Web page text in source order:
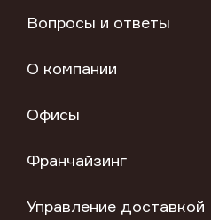
Вопросы и ответы
О компании
Офисы
Франчайзинг
Управление доставкой